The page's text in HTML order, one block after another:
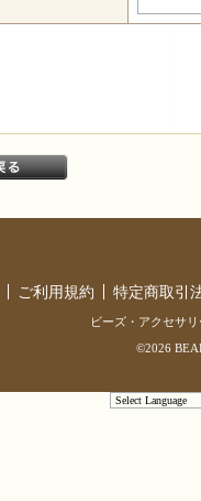
ご利用規約 特定商取引
ビーズ・アクセサ
©2026